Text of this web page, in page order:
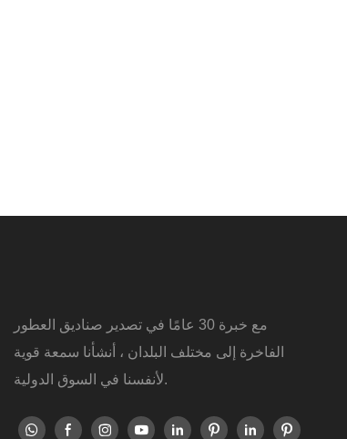
مع خبرة 30 عامًا في تصدير صناديق العطور
الفاخرة إلى مختلف البلدان ، أنشأنا سمعة قوية
لأنفسنا في السوق الدولية.